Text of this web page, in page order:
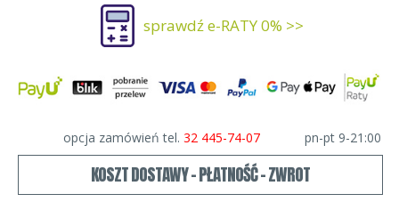
sprawdź e-RATY 0% >>
opcja zamówień tel. 32 445-74-07 pn-pt 9-21:00
KOSZT DOSTAWY - PŁATNOŚĆ - ZWROT